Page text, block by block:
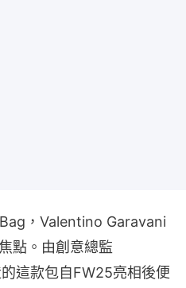
，Valentino Garavani
點。由創意總監
這款包自FW25亮相後便